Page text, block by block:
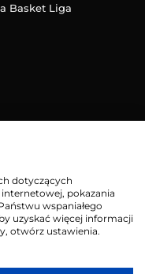
Basket Liga
dotyczących
pokazania
wspaniałego
uzyskać więcej informacji
otwórz ustawienia.